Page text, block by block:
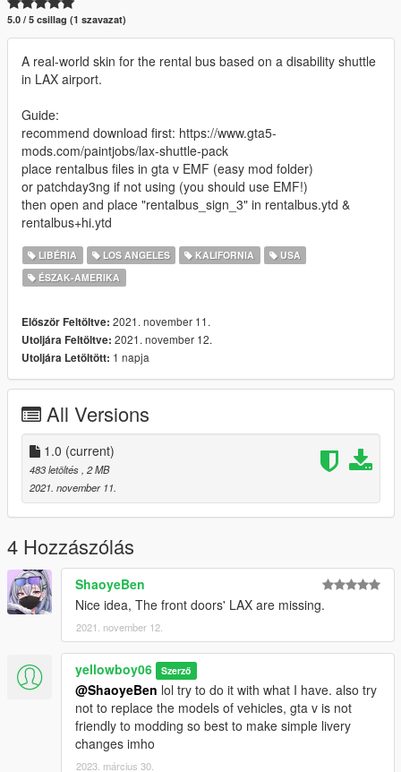
5.0 / 5 csillag (1 szavazat)
A real-world skin for the rental bus based on a disability shuttle
in LAX airport.
Guide:
recommend download first: https://www.gta5-
mods.com/paintjobs/lax-shuttle-pack
place rentalbus files in gta v EMF (easy mod folder)
or patchday3ng if not using (you should use EMF!)
then open and place "rentalbus_sign_3" in rentalbus.ytd &
rentalbus+hi.ytd
LIBÉRIA LOS ANGELES KALIFORNIA
USA
ÉSZAK-AMERIKA
Először Feltöltve: 2021. november 11.
Utoljára Feltöltve: 2021. november 12.
Utoljára Letöltött: 1 napja
All Versions
1.0 (current)
483 letöltés, 2 MB
2021. november 11.
4 Hozzászólás
ShaoyeBen
Nice idea, The front doors' LAX are missing.
2021. november 12.
yellowboy06 Szerző
@ShaoyeBen lol try to do it with what I have. also try
not to replace the models of vehicles, gta v is not
friendly to modding so best to make simple livery
changes imho
2023. március 30.